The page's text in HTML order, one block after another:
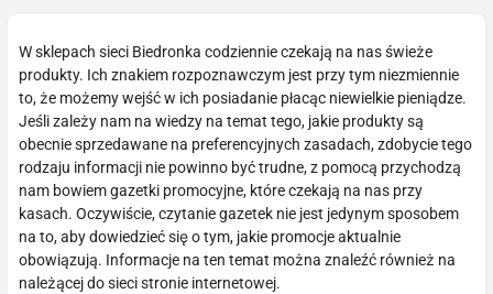
W sklepach sieci Biedronka codziennie czekają na nas świeże
produkty. Ich znakiem rozpoznawczym jest przy tym niezmiennie
to, że możemy wejść w ich posiadanie płacąc niewielkie pieniądze.
Jeśli zależy nam na wiedzy na temat tego, jakie produkty są
obecnie sprzedawane na preferencyjnych zasadach, zdobycie tego
rodzaju informacji nie powinno być trudne, z pomocą przychodzą
nam bowiem gazetki promocyjne, które czekają na nas przy
kasach. Oczywiście, czytanie gazetek nie jest jedynym sposobem
na to, aby dowiedzieć się o tym, jakie promocje aktualnie
obowiązują. Informacje na ten temat można znaleźć również na
należącej do sieci stronie internetowej.